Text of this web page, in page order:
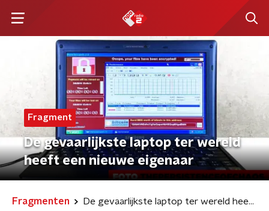
Fragment
De gevaarlijkste laptop ter wereld
heeft een nieuwe eigenaar
Fragmenten De gevaarlijkste laptop ter wereld heeft een nieuwe eigenaar